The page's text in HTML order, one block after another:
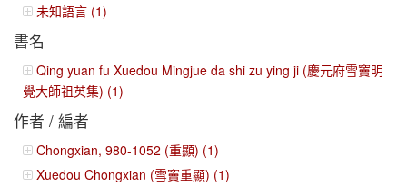
未知語言 (1)
書名
Qing yuan fu Xuedou Mingjue da shi zu ying ji (慶元府雪竇明
覺大師祖英集) (1)
作者 / 編者
Chongxian, 980-1052 (重顯) (1)
Xuedou Chongxian (雪竇重顯) (1)